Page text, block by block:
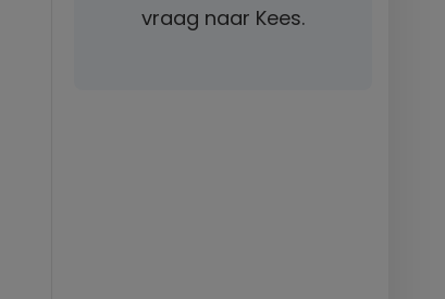
vraag naar Kees.